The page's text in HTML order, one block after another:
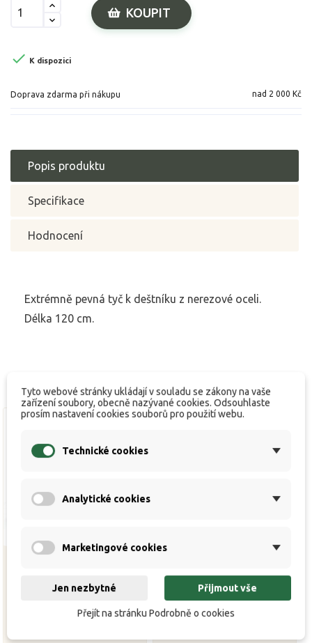
KOUPIT
 K dispozici
Doprava zdarma při nákupu nad 2 000 Kč
Popis produktu
Specifikace
Hodnocení
Extrémně pevná tyč k deštníku z nerezové oceli.
Délka 120 cm.
Session Umbrella XL -
Session Umbrella XL -
sada stabilizačních tyčí
Tyto webové stránky ukládají v souladu se zákony na vaše
zařízení soubory, obecně nazývané cookies. Odsouhlaste
prosím nastavení cookies souborů pro použití webu.
Technické cookies
Analytické cookies
Marketingové cookies
Jen nezbytné Přijmout vše
Přejít na stránku Podrobně o cookies